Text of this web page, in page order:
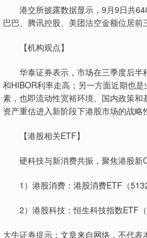
港交所披露数据显示，9月9日共640
巴巴、腾讯控股、美团沽空金额位居前
【机构观点】
华泰证券表示，市场在三季度后半
和HIBOR利率走高；另一方面近期也
素，也即流动性宽裕环境、国内政策
资产重估进入新阶段下港股市场的战略
【港股相关ETF】
硬科技与新消费共振，聚焦港股新
1）港股消费：港股消费ETF（
2）港股科技：恒生科技指数ETF（
大牛证券提示：文章来自网络，不代表